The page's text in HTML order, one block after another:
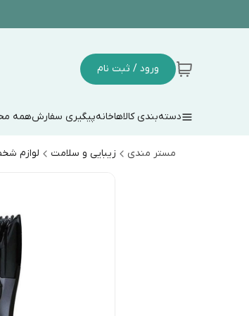
ورود / ثبت نام
دسته‌بندی کالاهاخانهپیگیری سفارشهمه
مستر مندی زیبایی و سلامت لوازم